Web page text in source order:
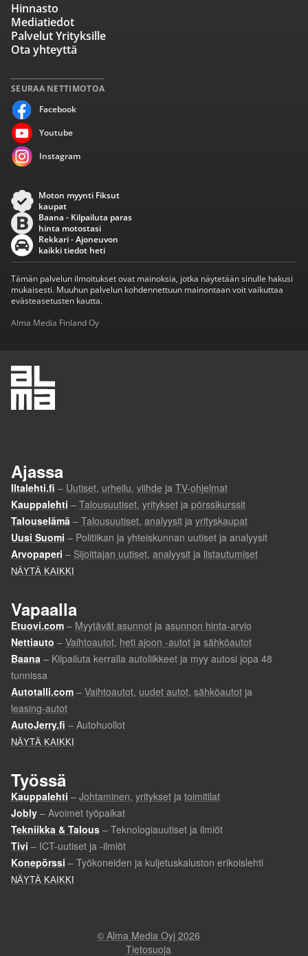
SEURAA NETTIMOTOA
Facebook
Youtube
Instagram
Hinnasto
Mediatiedot
Palvelut Yrityksille
Ota yhteyttä
Moton myynti Fiksut
kaupat
Baana - Kilpailuta paras
hinta motostasi
Rekkari - Ajoneuvon
kaikki tiedot heti
Tämän palvelun ilmoitukset ovat mainoksia, jotka näytetään sinulle hakusi
mukaisesti. Muuhun palvelun kohdennettuun mainontaan voit vaikuttaa
evästeasetusten kautta.
Alma Media Finland Oy